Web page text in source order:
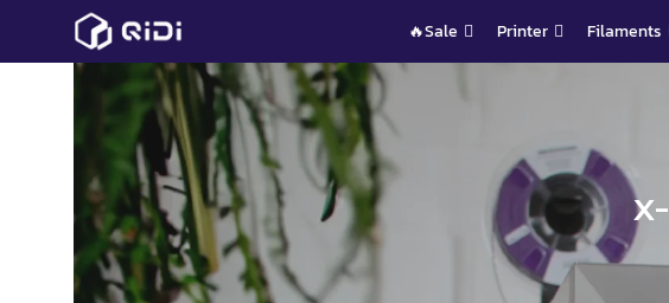
🔥Sale Printer Filaments
X-